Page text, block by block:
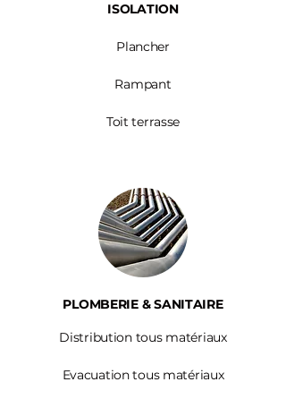
ISOLATION
Plancher
Rampant
Toit terrasse
PLOMBERIE & SANITAIRE
Distribution tous matériaux
Evacuation tous matériaux